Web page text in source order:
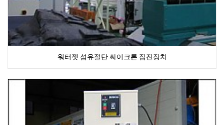
워터젯 섬유절단 싸이크론 집진장치